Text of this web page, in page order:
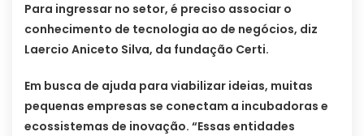
Para ingressar no setor, é preciso associar o
conhecimento de tecnologia ao de negócios, diz
Laercio Aniceto Silva, da fundação Certi.
Em busca de ajuda para viabilizar ideias, muitas
pequenas empresas se conectam a incubadoras e
ecossistemas de inovação. “Essas entidades